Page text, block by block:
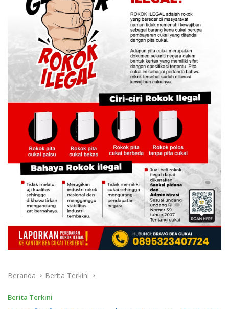
Beranda Berita Terkini
Berita Terkini